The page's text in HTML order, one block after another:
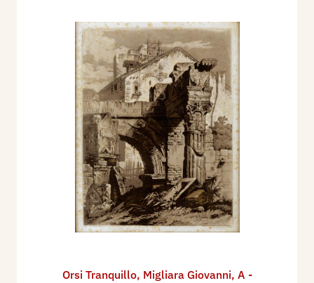
Orsi Tranquillo, Migliara Giovanni, A -